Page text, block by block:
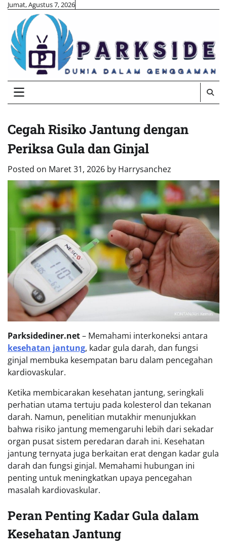
Skip
content
Jumat, Agustus 7, 2026
Cegah Risiko Jantung dengan
Periksa Gula dan Ginjal
Posted on Maret 31, 2026 by Harrysanchez
Parksidediner.net– Memahami interkoneksi antara
kesehatan jantung, kadar gula darah, dan fungsi
ginjal membuka kesempatan baru dalam pencegahan
kardiovaskular.
Ketika membicarakan kesehatan jantung, seringkali
perhatian utama tertuju pada kolesterol dan tekanan
darah. Namun, penelitian mutakhir menunjukkan
bahwa risiko jantung memengaruhi lebih dari sekadar
organ pusat sistem peredaran darah ini. Kesehatan
jantung ternyata juga berkaitan erat dengan kadar gula
darah dan fungsi ginjal. Memahami hubungan ini
penting untuk meningkatkan upaya pencegahan
masalah kardiovaskular.
Peran Penting Kadar Gula dalam
Kesehatan Jantung